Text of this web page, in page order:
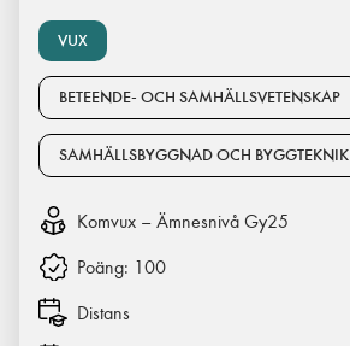
VUX
BETEENDE- OCH SAMHÄLLSVETENSKAP
SAMHÄLLSBYGGNAD OCH BYGGTEKNIK
Komvux – Ämnesnivå Gy25
Poäng: 100
Distans